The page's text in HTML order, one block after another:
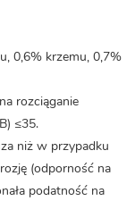
0,6% krzemu, 0,7%
rozciąganie
≤35.
niż w przypadku
(odporność na
podatność na